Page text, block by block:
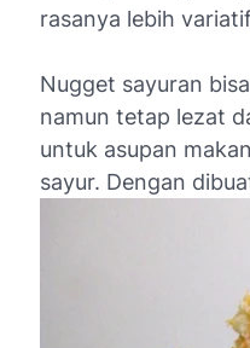
rasanya lebih
Nugget sayuran
namun tetap lezat
untuk asupan
sayur. Dengan